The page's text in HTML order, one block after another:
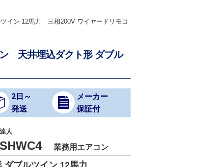
ン 12馬力 三相200V ワイヤードリモコ
天井埋込ダクト形 ダブル
2日～
発送
メーカー
保証付
人
業務用エアコン
ダブルツイン 12馬力